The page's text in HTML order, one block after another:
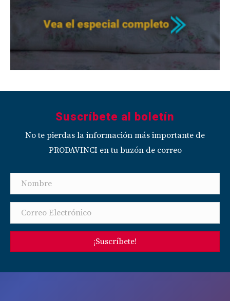
Suscríbete al boletín
No te pierdas la información más importante de
PRODAVINCI en tu buzón de correo
¡Suscríbete!